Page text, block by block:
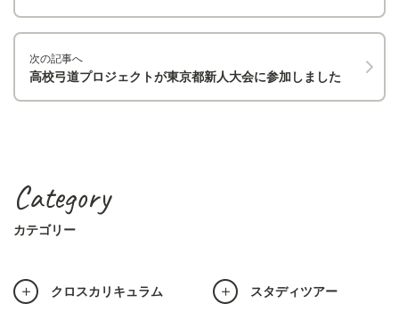
次の記事へ
高校弓道プロジェクトが東京都新人大会に参加しました
Category
カテゴリー
クロスカリキュラム スタディツアー